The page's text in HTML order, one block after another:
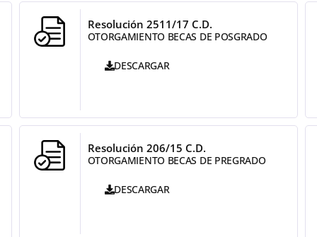
Resolución 2511/17 C.D.
OTORGAMIENTO BECAS DE POSGRADO
DESCARGAR
Resolución 206/15 C.D.
OTORGAMIENTO BECAS DE PREGRADO
DESCARGAR